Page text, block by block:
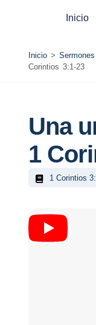
Inicio
Inicio > Sermones
Corintios 3:1-23
Una
1
1 Corintios